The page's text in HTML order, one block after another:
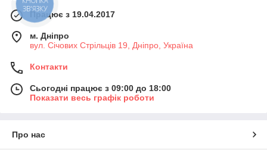
Працює з 19.04.2017
м. Дніпро
вул. Січових Стрільців 19, Дніпро, Україна
Контакти
Сьогодні працює з 09:00 до 18:00
Показати весь графік роботи
Про нас
КНОПКА
ЗВ'ЯЗКУ